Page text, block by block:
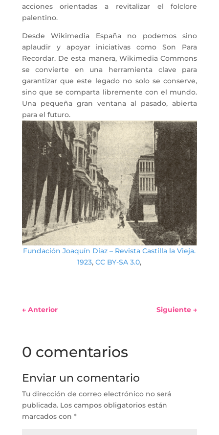
acciones orientadas a revitalizar el folclore
palentino.
Desde Wikimedia España no podemos sino
aplaudir y apoyar iniciativas como Son Para
Recordar. De esta manera, Wikimedia Commons
se convierte en una herramienta clave para
garantizar que este legado no solo se conserve,
sino que se comparta libremente con el mundo.
Una pequeña gran ventana al pasado, abierta
para el futuro.
Fundación Joaquín Díaz – Revista Castilla la Vieja.
1923,CC BY-SA 3.0,
← Anterior Siguiente →
0 comentarios
Enviar un comentario
Tu dirección de correo electrónico no será
publicada. Los campos obligatorios están
marcados con *